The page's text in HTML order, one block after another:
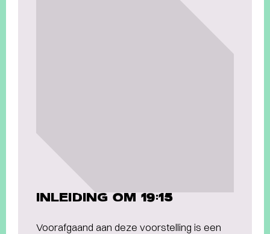
INLEIDING OM 19:15
Voorafgaand aan deze voorstelling is een